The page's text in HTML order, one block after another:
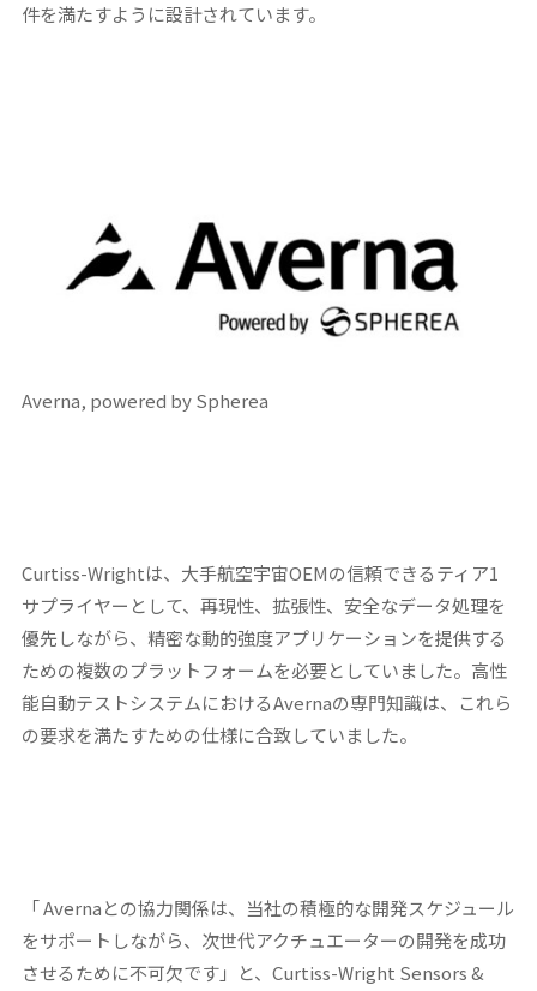
件を満たすように設計されています。
Averna, powered by Spherea
Curtiss-Wrightは、大手航空宇宙OEMの信頼できるティア1
サプライヤーとして、再現性、拡張性、安全なデータ処理を
優先しながら、精密な動的強度アプリケーションを提供する
ための複数のプラットフォームを必要としていました。高性
能自動テストシステムにおけるAvernaの専門知識は、これら
の要求を満たすための仕様に合致していました。
「 Avernaとの協力関係は、当社の積極的な開発スケジュール
をサポートしながら、次世代アクチュエーターの開発を成功
させるために不可欠です」と、Curtiss-Wright Sensors &